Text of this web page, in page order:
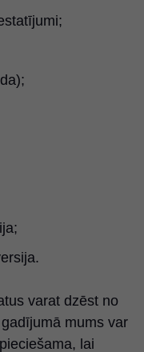
varat dzēst no
mums var
lai